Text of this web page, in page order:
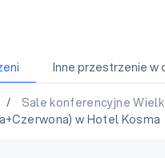
Inne przestrzenie w
/ Sale konferencyjne
w Hotel Kosma